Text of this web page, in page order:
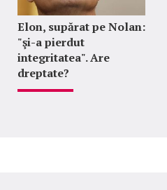
Elon, supărat pe Nolan:
"şi-a pierdut
integritatea". Are
dreptate?